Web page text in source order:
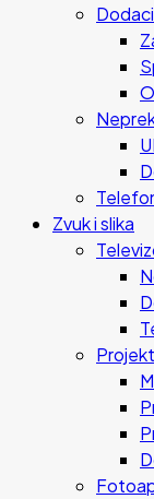
Zvuk i slika